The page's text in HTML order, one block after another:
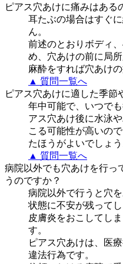
ピアス穴あけに痛みはある
耳たぶの場合はすぐ
ん。
前述のとおりボディ
め、穴あけの前に局所
麻酔をすれば穴あけ
▲ 質問一覧へ
ピアス穴あけに適した季節
年中可能で、いつで
アス穴あけ後に水泳
こる可能性が高いの
たほうがよいでしょう
▲ 質問一覧へ
病院以外でも穴あけを行っ
うのですか？
病院以外で行うと穴
状態に不安が残って
皮膚炎をおこしてし
す。
ピアス穴あけは、医
違法行為です。